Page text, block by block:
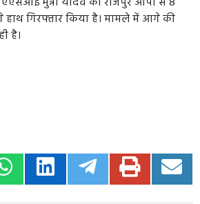
हाथ गिरफ्तार किया है। मामले में आगे की
है।